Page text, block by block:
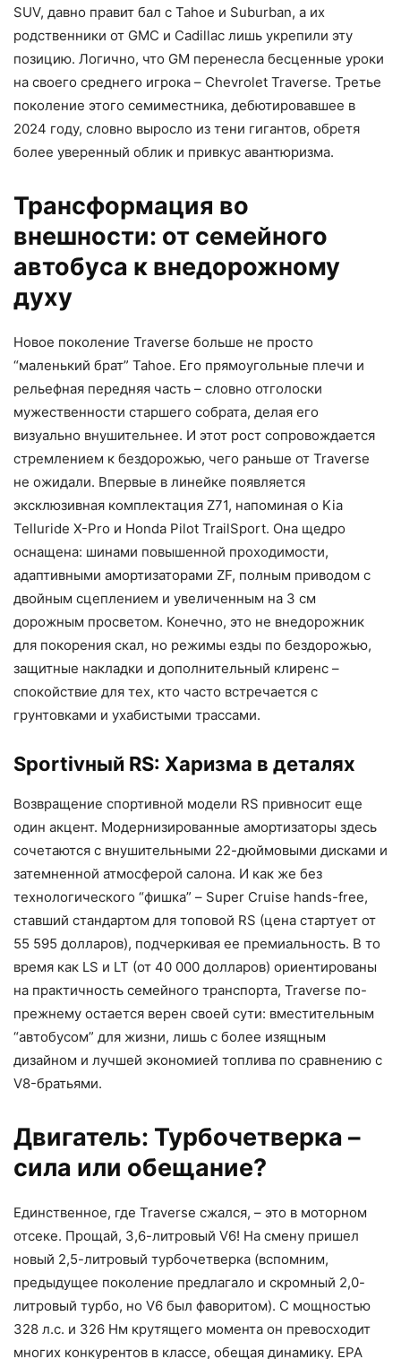
SUV, давно правит бал с Tahoe и Suburban, а их
родственники от GMC и Cadillac лишь укрепили эту
позицию. Логично, что GM перенесла бесценные уроки
на своего среднего игрока – Chevrolet Traverse. Третье
поколение этого семиместника, дебютировавшее в
2024 году, словно выросло из тени гигантов, обретя
более уверенный облик и привкус авантюризма.
Трансформация во
внешности: от семейного
автобуса к внедорожному
духу
Новое поколение Traverse больше не просто
“маленький брат” Tahoe. Его прямоугольные плечи и
рельефная передняя часть – словно отголоски
мужественности старшего собрата, делая его
визуально внушительнее. И этот рост сопровождается
стремлением к бездорожью, чего раньше от Traverse
не ожидали. Впервые в линейке появляется
эксклюзивная комплектация Z71, напоминая о Kia
Telluride X-Pro и Honda Pilot TrailSport. Она щедро
оснащена: шинами повышенной проходимости,
адаптивными амортизаторами ZF, полным приводом с
двойным сцеплением и увеличенным на 3 см
дорожным просветом. Конечно, это не внедорожник
для покорения скал, но режимы езды по бездорожью,
защитные накладки и дополнительный клиренс –
спокойствие для тех, кто часто встречается с
грунтовками и ухабистыми трассами.
Sportivный RS: Харизма в деталях
Возвращение спортивной модели RS привносит еще
один акцент. Модернизированные амортизаторы здесь
сочетаются с внушительными 22-дюймовыми дисками и
затемненной атмосферой салона. И как же без
технологического “фишка” – Super Cruise hands-free,
ставший стандартом для топовой RS (цена стартует от
55 595 долларов), подчеркивая ее премиальность. В то
время как LS и LT (от 40 000 долларов) ориентированы
на практичность семейного транспорта, Traverse по-
прежнему остается верен своей сути: вместительным
“автобусом” для жизни, лишь с более изящным
дизайном и лучшей экономией топлива по сравнению с
V8-братьями.
Двигатель: Турбочетверка –
сила или обещание?
Единственное, где Traverse сжался, – это в моторном
отсеке. Прощай, 3,6-литровый V6! На смену пришел
новый 2,5-литровый турбочетверка (вспомним,
предыдущее поколение предлагало и скромный 2,0-
литровый турбо, но V6 был фаворитом). С мощностью
328 л.с. и 326 Нм крутящего момента он превосходит
многих конкурентов в классе, обещая динамику. EPA